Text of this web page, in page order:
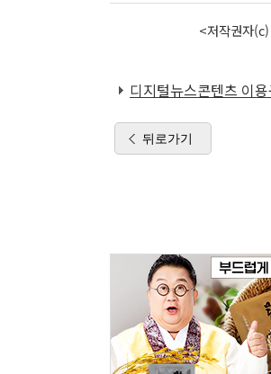
<저작권자
디지털뉴스콘텐츠 이
뒤로가기